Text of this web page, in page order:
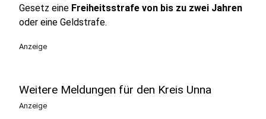
Gesetz eine Freiheitsstrafe von bis zu zwei Jahren
oder eine Geldstrafe.
Anzeige
Weitere Meldungen für den Kreis Unna
Anzeige